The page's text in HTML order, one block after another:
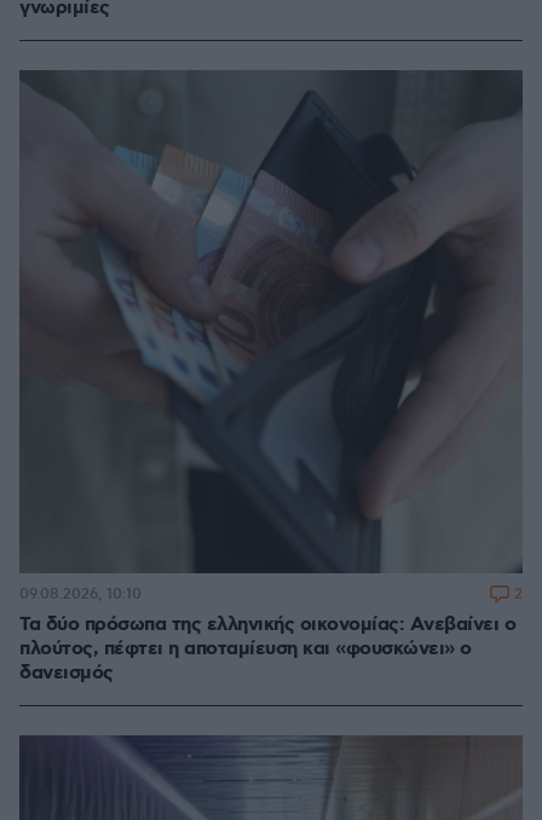
γνωριμίες
Τα δύο πρόσωπα της ελληνικής οικονομίας: Aνεβαίνει ο
πλούτος, πέφτει η αποταμίευση και «φουσκώνει» ο
δανεισμός
09.08.2026, 10:10 2